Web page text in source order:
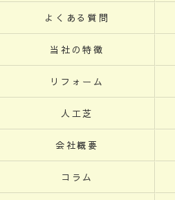
よくある質問
当社の特徴
リフォーム
人工芝
会社概要
コラム